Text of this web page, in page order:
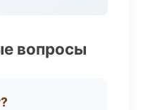
вопросы